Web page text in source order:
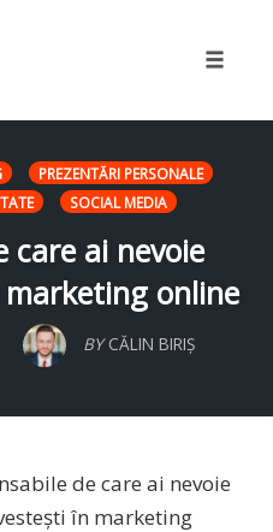
PREZENTĂRI PERSONALE
SOCIAL MEDIA
care ai nevoie
online
COMMENTS BY CĂLIN BIRIȘ
de care ai nevoie
în marketing